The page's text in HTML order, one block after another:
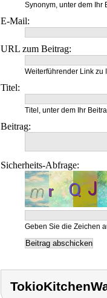
Synonym, unter dem Ihr
E-Mail:
URL zum Beitrag:
Weiterführender Link zu
Titel:
Titel, unter dem Ihr
Beitrag:
Sicherheits-Abfrage:
Geben Sie die Zeichen